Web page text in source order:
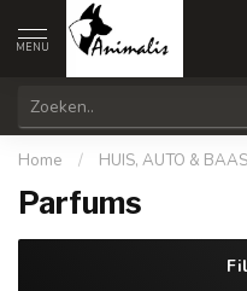
MENU
Home / HUIS, AUTO &
Parfums